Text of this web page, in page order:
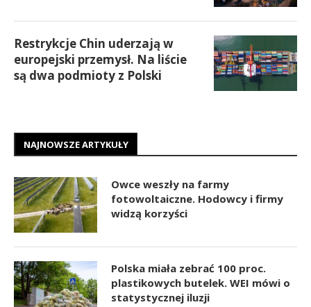
Restrykcje Chin uderzają w
europejski przemysł. Na liście
są dwa podmioty z Polski
NAJNOWSZE ARTYKUŁY
Owce weszły na farmy
fotowoltaiczne. Hodowcy i firmy
widzą korzyści
Polska miała zebrać 100 proc.
plastikowych butelek. WEI mówi o
statystycznej iluzji